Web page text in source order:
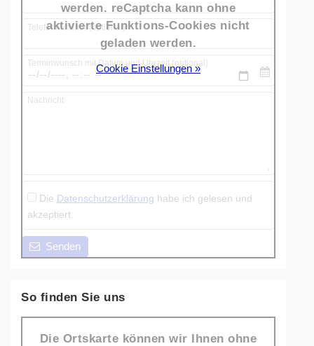
Telefonnummer (optional)
Terminwunsch mit Datum und Uhrzeit (optional)
Nachricht
Die Datenschutzerklärung habe ich gelesen und
akzeptiert.
Senden
werden. reCaptcha kann ohne
aktivierte Funktions-Cookies nicht
geladen werden.
Cookie Einstellungen »
So finden Sie uns
Die Ortskarte können wir Ihnen ohne